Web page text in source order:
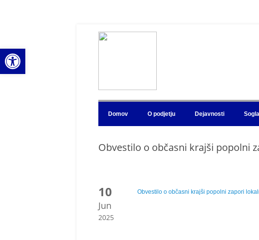
Open toolbar
Domov O podjetju Dejavnosti
Obvestilo o občasni krajši popolni
10
Jun
2025
Obvestilo o občasni krajši popolni zapori